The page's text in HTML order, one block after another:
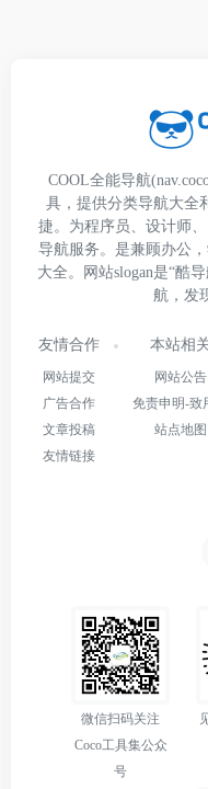
COOL全能导航
具，提供分类导航大全
捷。为程序员、设计师
导航服务。是兼顾办公
大全。网站slogan是“酷
航，发
友情合作
网站提交
广告合作
文章投稿
友情链接
本站相
网站公告
免责申明-致
站点地图
微信扫码关注
Coco工具集公众
号